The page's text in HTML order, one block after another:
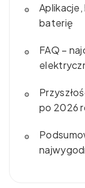
baterię
FAQ –
po 2026